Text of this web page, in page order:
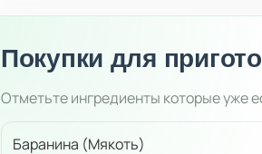
Покупки для
Отметьте ингредиенты которые уже
Баранина (Мякоть)